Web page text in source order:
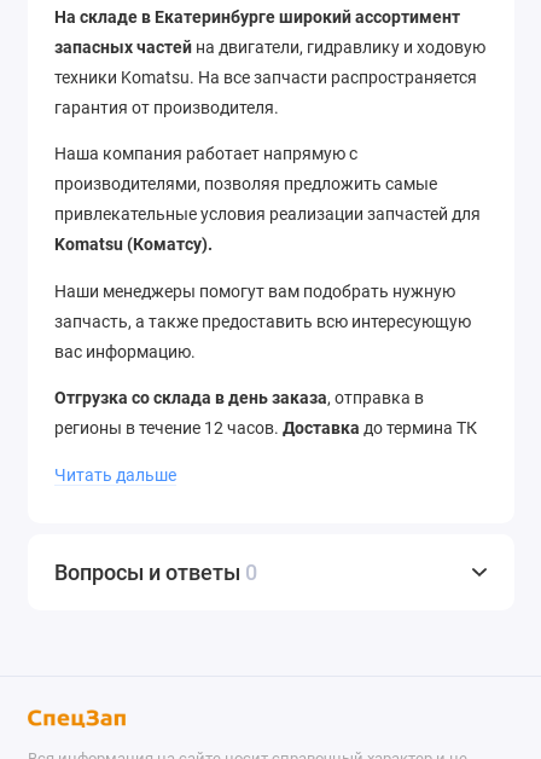
На складе в Екатеринбурге широкий ассортимент
запасных частей на двигатели, гидравлику и ходовую
техники Komatsu. На все запчасти распространяется
гарантия от производителя.
Наша компания работает напрямую с
производителями, позволяя предложить самые
привлекательные условия реализации запчастей для
Komatsu (Коматсу).
Наши менеджеры помогут вам подобрать нужную
запчасть, а также предоставить всю интересующую
вас информацию.
Отгрузка со склада в день заказа, отправка в
регионы в течение 12 часов. Доставка до термина ТК
ближнего зарубежья.
Читать дальше
Вопросы и ответы 0